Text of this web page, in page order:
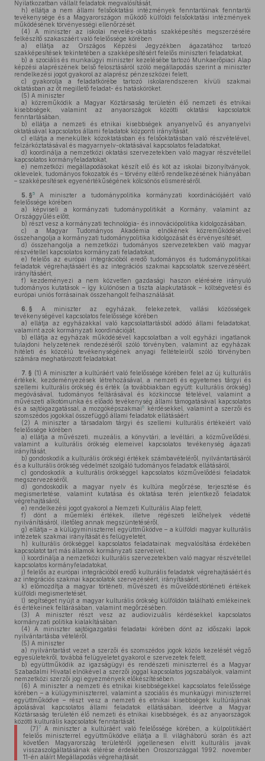
Nyilatkozatban vállalt feladatok megvalósítását,
h) ellátja a nem állami felsőoktatási intézmények fenntartóinak fenntartói
tevékenysége és a Magyarországon működő külföldi felsőoktatási intézmények
működésének törvényességi ellenőrzését.
(4) A miniszter az iskolai nevelés-oktatás szakképesítés megszerzésére
felkészítő szakaszáért való felelőssége körében
a) ellátja az Országos Képzési Jegyzékben ágazatához tartozó
szakképesítések tekintetében a szakképesítésért felelős miniszteri feladatokat,
b) a szociális és munkaügyi miniszter kezelésébe tartozó Munkaerőpiaci Alap
képzési alaprészének belső felosztásáról szóló megállapodás szerint a miniszter
rendelkezési jogot gyakorol az alaprész pénzeszközei felett,
c) gyakorolja a feladatkörébe tartozó iskolarendszeren kívüli szakmai
oktatásban az őt megillető feladat- és hatásköröket.
(5) A miniszter
a) közreműködik a Magyar Köztársaság területén élő nemzeti és etnikai
kisebbségek, valamint az anyaországok közötti oktatási kapcsolatok
fenntartásában,
b) ellátja a nemzeti és etnikai kisebbségek anyanyelvű és anyanyelvi
oktatásával kapcsolatos állami feladatok központi irányítását,
c) ellátja a menekültek közoktatásban és felsőoktatásban való részvételével,
felzárkóztatásával és magyarnyelv-oktatásával kapcsolatos feladatokat,
d) koordinálja a nemzetközi oktatási szervezetekben való magyar részvétellel
kapcsolatos kormányfeladatokat,
e) nemzetközi megállapodásokat készít elő és köt az iskolai bizonyítványok,
oklevelek, tudományos fokozatok és – törvény eltérő rendelkezésének hiányában
– szakképesítések egyenértékűségének kölcsönös elismeréséről.
5. §5
A miniszter a tudománypolitika kormányzati koordinációjáért való
felelőssége körében
a) képviseli a kormányzati tudománypolitikát a Kormány, valamint az
Országgyűlés előtt,
b) részt vesz a kormányzati technológia- és innovációpolitika kidolgozásában,
c) a Magyar Tudományos Akadémia elnökének közreműködésével
összehangolja a kormányzati tudománypolitika kidolgozását és érvényesítését,
d) összehangolja a nemzetközi tudományos szervezetekben való magyar
részvétellel kapcsolatos kormányzati feladatokat,
e) felelős az európai integrációból eredő tudományos és tudománypolitikai
feladatok végrehajtásáért és az integrációs szakmai kapcsolatok szervezéséért,
irányításáért,
f) kezdeményezi a nem közvetlen gazdasági haszon elérésére irányuló
tudományos kutatások – így különösen a tiszta alapkutatások – költségvetési és
európai uniós forrásainak összehangolt felhasználását.
6. § A miniszter az egyházak, felekezetek, vallási közösségek
tevékenységével kapcsolatos felelőssége körében
a) ellátja az egyházakkal való kapcsolattartásból adódó állami feladatokat,
valamint azok kormányzati koordinációját,
b) ellátja az egyházak működésével kapcsolatban a volt egyházi ingatlanok
tulajdoni helyzetének rendezéséről szóló törvényben, valamint az egyházak
hitéleti és közcélú tevékenységének anyagi feltételeiről szóló törvényben
számára meghatározott feladatokat.
7. § (1) A miniszter a kultúráért való felelőssége körében felel az új kulturális
értékek, kezdeményezések létrehozásával, a nemzeti és egyetemes tárgyi és
szellemi kulturális örökség és érték (a továbbiakban együtt: kulturális örökség)
megóvásával, tudományos feltárásával és közkinccsé tételével, valamint a
művészeti alkotómunka és előadó tevékenység állami támogatásával kapcsolatos
és a sajtóigazgatással, a mozgóképszakmai6
kérdésekkel, valamint a szerzői és
szomszédos jogokkal összefüggő állami feladatok ellátásáért.
(2) A miniszter a társadalom tárgyi és szellemi kulturális értékeiért való
felelőssége körében
a) ellátja a művészeti, muzeális, a könyvtári, a levéltári, a közművelődési,
valamint a kulturális örökség elemeivel kapcsolatos tevékenység ágazati
irányítását,
b) gondoskodik a kulturális örökségi értékek számbavételéről, nyilvántartásáról
és a kulturális örökség védelmét szolgáló tudományos feladatok ellátásáról,
c) gondoskodik a kulturális örökséggel kapcsolatos közművelődési feladatok
megszervezéséről,
d) gondoskodik a magyar nyelv és kultúra megőrzése, terjesztése és
megismertetése, valamint kutatása és oktatása terén jelentkező feladatok
végrehajtásáról,
e) rendelkezési jogot gyakorol a Nemzeti Kulturális Alap felett,
f) dönt a műemléki értékek, illetve régészeti lelőhelyek védetté
nyilvánításáról, illetőleg annak megszüntetéséről,
g) ellátja – a külügyminiszterrel együttműködve – a külföldi magyar kulturális
intézetek szakmai irányítását és felügyeletét,
h) kulturális örökséggel kapcsolatos feladatainak megvalósítása érdekében
kapcsolatot tart más államok kormányzati szerveivel,
i) koordinálja a nemzetközi kulturális szervezetekben való magyar részvétellel
kapcsolatos kormányfeladatokat,
j) felelős az európai integrációból eredő kulturális feladatok végrehajtásáért és
az integrációs szakmai kapcsolatok szervezéséért, irányításáért,
k) előmozdítja a magyar történeti, művészeti és művelődéstörténeti értékek
külföldi megismertetését,
l) segítséget nyújt a magyar kulturális örökség külföldön található emlékeinek
és értékeinek feltárásában, valamint megőrzésében.
(3) A miniszter részt vesz az audiovizuális kérdésekkel kapcsolatos
kormányzati politika kialakításában.
(4) A miniszter sajtóigazgatási feladatai körében dönt az időszaki lapok
nyilvántartásba vételéről.
(5) A miniszter
a) nyilvántartást vezet a szerzői és szomszédos jogok közös kezelését végző
egyesületekről, továbbá felügyeletet gyakorol e szervezetek felett,
b) együttműködik az igazságügyi és rendészeti miniszterrel és a Magyar
Szabadalmi Hivatal elnökével a szerzői joggal kapcsolatos jogszabályok, valamint
nemzetközi szerzői jogi egyezmények előkészítésében.
(6) A miniszter a nemzeti és etnikai kisebbségekkel kapcsolatos felelőssége
körében – a külügyminiszterrel, valamint a szociális és munkaügyi miniszterrel
együttműködve – részt vesz a nemzeti és etnikai kisebbségek kultúrájának
ápolásával kapcsolatos állami feladatok ellátásában, ideértve a Magyar
Köztársaság területén élő nemzeti és etnikai kisebbségek, és az anyaországok
közötti kulturális kapcsolatok fenntartását.
(7)7A miniszter a kultúráért való felelőssége körében, a külpolitikáért
felelős miniszterrel együttműködve ellátja a II. világháború során és azt
követően Magyarország területéről jogellenesen elvitt kulturális javak
visszaszolgáltatásának elérése érdekében Oroszországgal 1992. november
11-én aláírt Megállapodás végrehajtását.